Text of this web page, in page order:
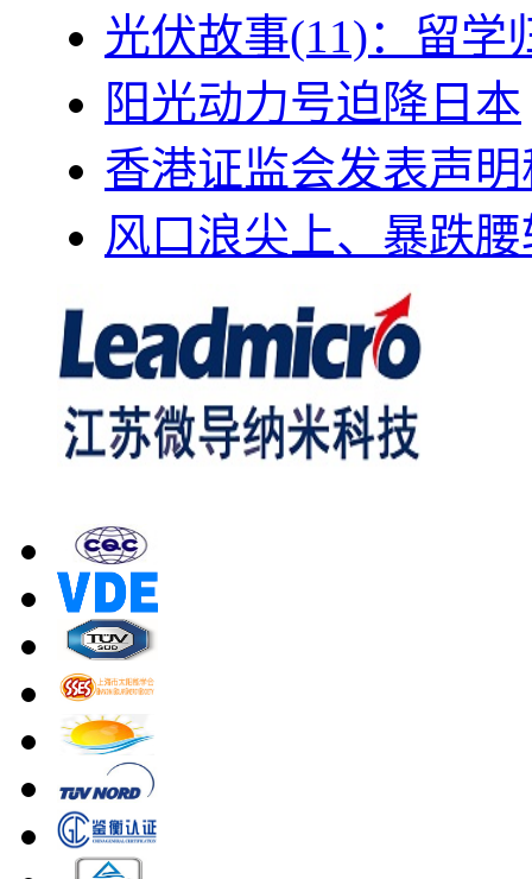
光伏故事(11)：留学
阳光动力号迫降日本
香港证监会发表声
风口浪尖上、暴跌